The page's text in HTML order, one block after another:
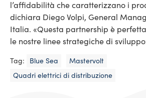
l’affidabilità che caratterizzano i
dichiara Diego Volpi, General
Italia. «Questa partnership è
le nostre linee strategiche di
Tag: Blue Sea
Mastervolt
Quadri elettrici di distribuzione